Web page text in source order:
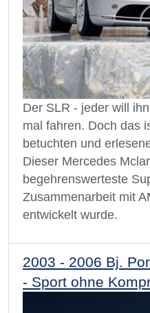
Der SLR - jeder will
mal fahren. Doch das
betuchten und
Dieser Mercedes
begehrenswerteste
Zusammenarbeit mit
entwickelt wurde.
2003 - 2006 Bj.
- Sport ohne